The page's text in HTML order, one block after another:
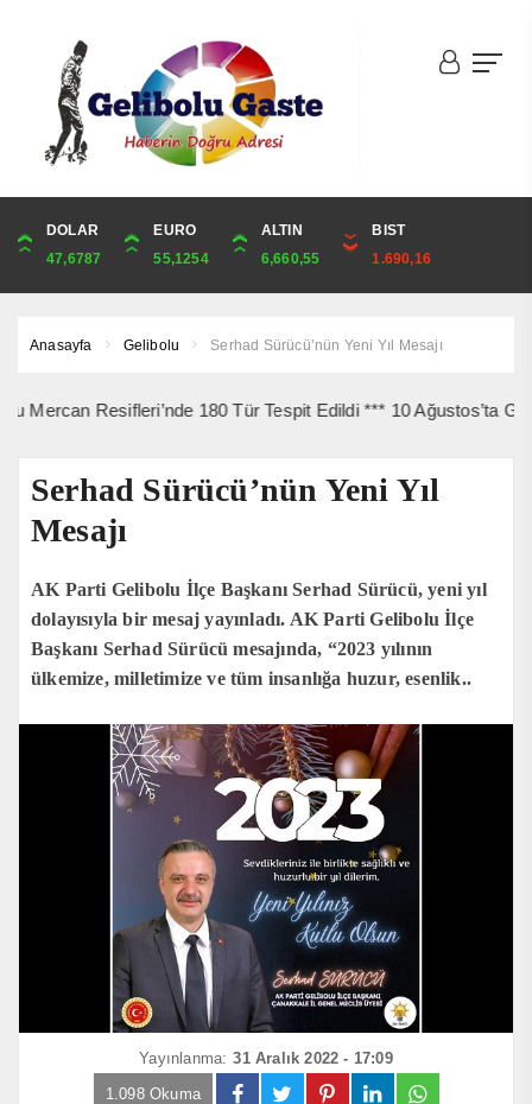
DOLAR
47,6787
EURO
55,1254
ALTIN
6,660,55
BIST
1.690,16
ONS
4,341,81
ALTIN
6,660,55
ÇEYREK
10,889,99
CUMHURİYET
44,750,00
Anasayfa Gelibolu Serhad Sürücü’nün Yeni Yıl Mesajı
Resifleri’nde 180 Tür Tespit Edildi *** 10 Ağustos’ta
Serhad Sürücü’nün Yeni Yıl
Mesajı
AK Parti Gelibolu İlçe Başkanı Serhad Sürücü, yeni yıl
dolayısıyla bir mesaj yayınladı. AK Parti Gelibolu İlçe
Başkanı Serhad Sürücü mesajında, “2023 yılının
ülkemize, milletimize ve tüm insanlığa huzur, esenlik..
Yayınlanma: 31 Aralık 2022 - 17:09
1.098 Okuma